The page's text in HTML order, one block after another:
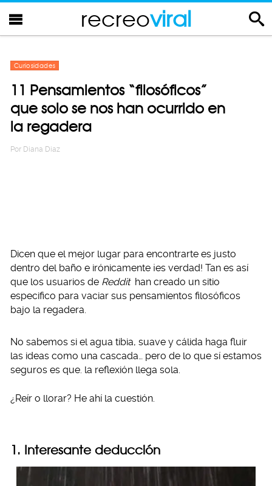
recreoviral
Curiosidades
11 Pensamientos “filosóficos”
que solo se nos han ocurrido en
la regadera
Por Diana Diaz
Dicen que el mejor lugar para encontrarte es justo
dentro del baño e irónicamente ¡es verdad! Tan es así
que los usuarios de Reddit han creado un sitio
especifico para vaciar sus pensamientos filosóficos
bajo la regadera.
No sabemos si el agua tibia, suave y cálida haga fluir
las ideas como una cascada… pero de lo que sí estamos
seguros es que. la reflexión llega sola.
¿Reír o llorar? He ahí la cuestión.
1. Interesante deducción